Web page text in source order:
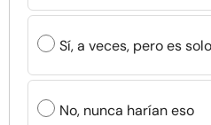
Sí, a veces, pero es
No, nunca harían eso